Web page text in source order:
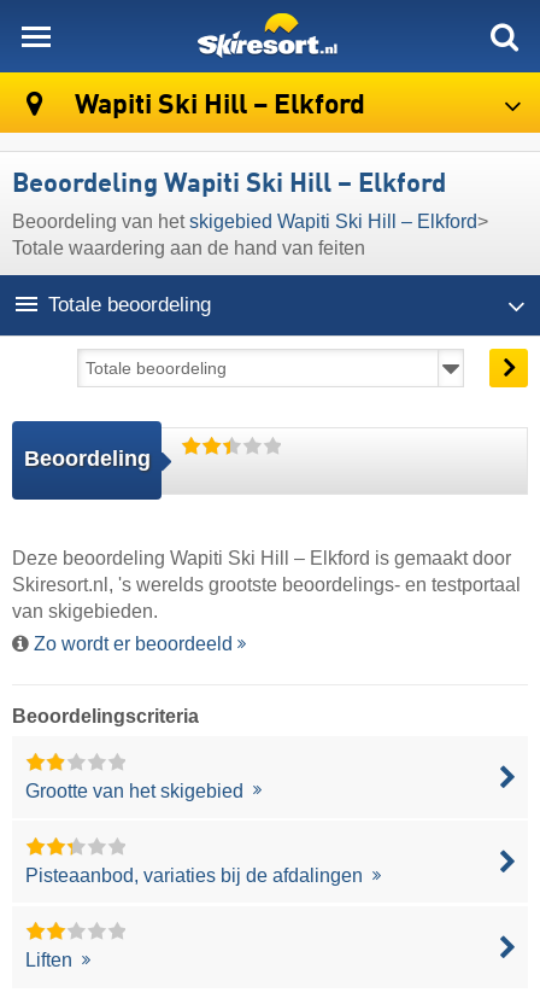
Wapiti Ski Hill – Elkford
Beoordeling Wapiti Ski Hill – Elkford
Beoordeling van hetskigebied Wapiti Ski Hill – Elkford>
Totale waardering aan de hand van feiten
Totale beoordeling
Beoordeling
Deze beoordeling Wapiti Ski Hill – Elkford is gemaakt door
Skiresort.nl , 's werelds grootste beoordelings- en testportaal
van skigebieden.
Zo wordt er beoordeeld
Beoordelingscriteria
Grootte van het skigebied
Pisteaanbod, variaties bij de afdalingen
Liften